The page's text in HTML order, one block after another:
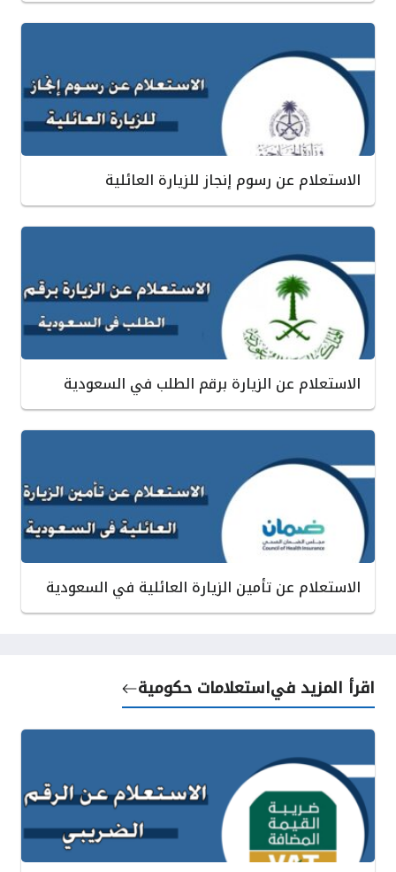
الاستعلام عن رسوم إنجاز للزيارة العائلية
الاستعلام عن الزيارة برقم الطلب في السعودية
الاستعلام عن تأمين الزيارة العائلية في السعودية
اقرأ المزيد فياستعلامات حكومية